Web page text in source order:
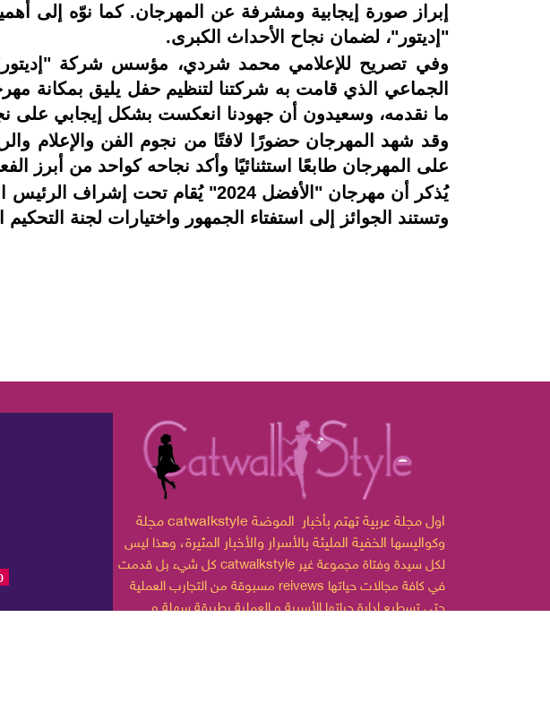
إبراز صورة إيجابية ومشرفة عن المهرجان. كما نوّه إلى
"إديتور"، لضمان نجاح الأحداث الكبرى.
وفي تصريح للإعلامي محمد شردي، مؤسس شركة
الجماعي الذي قامت به شركتنا لتنظيم حفل يليق
ما نقدمه، وسعيدون أن جهودنا انعكست بشكل إيجابي على
وقد شهد المهرجان حضورًا لافتًا من نجوم الفن والإعلام
على المهرجان طابعًا استثنائيًا وأكد نجاحه كواحد من أبرز
يُذكر أن مهرجان "الأفضل 2024"
وتستند الجوائز إلى استفتاء الجمهور واختيارات لجنة
مجلة catwalkstyle اول مجلة عربية تهتم بأخبار الموضة
وكواليسها الخفية المليئة بالأسرار والأخبار المثيرة، وهذا ليس
catwalkstyleلكل سيدة وفتاة مجموعة غير
مسبوقة من التجارب العملية reivews في كافة مجالات حياتها
حتى تسطيع إدارة حياتها الأسرية و العملية بطريقة سهلة و